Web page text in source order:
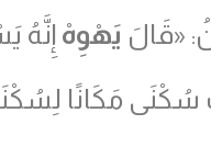
«قَالَ يَهْوِهْ إِنَّهُ
سُكْنَى مَكَانًا